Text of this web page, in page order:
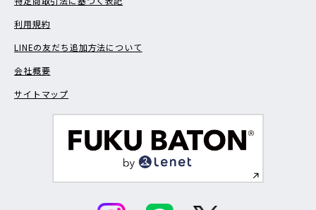
利用規約
LINEの友だち追加方法について
会社概要
サイトマップ